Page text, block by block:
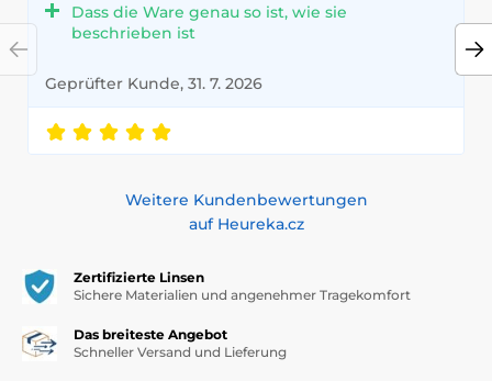
Dass die Ware genau so ist, wie sie
beschrieben ist
Geprüfter Kunde, 31. 7. 2026
Weitere Kundenbewertungen
auf Heureka.cz
Zertifizierte Linsen
Sichere Materialien und angenehmer Tragekomfort
Das breiteste Angebot
Schneller Versand und Lieferung